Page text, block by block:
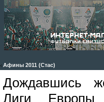
Афины 2011 (Стас)
Дождавшись
Лиги